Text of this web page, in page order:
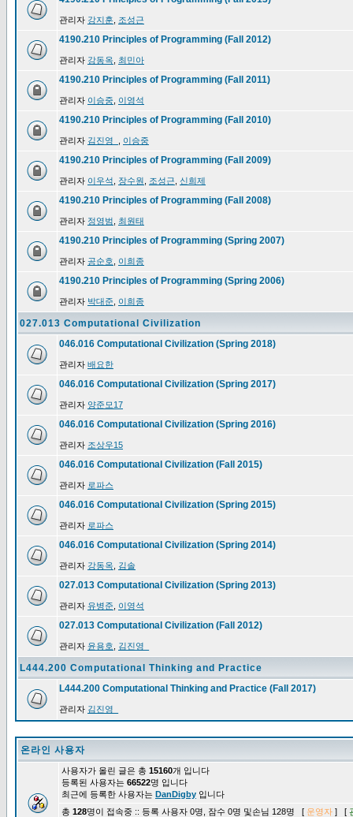
관리자 강지훈 조성근
4190.210 Principles of Programming (Fall 2012)
관리자 강동옥 최민아
4190.210 Principles of Programming (Fall 2011)
관리자 이승중 이영석
4190.210 Principles of Programming (Fall 2010)
관리자 김진영_ 이승중
4190.210 Principles of Programming (Fall 2009)
관리자 이우석 장수원 조성근 신희제
4190.210 Principles of Programming (Fall 2008)
관리자 정영범 최원태
4190.210 Principles of Programming (Spring 2007)
관리자 공순호 이희종
4190.210 Principles of Programming (Spring 2006)
관리자 박대준 이희종
027.013 Computational Civilization
046.016 Computational Civilization (Spring 2018)
관리자 배요한
046.016 Computational Civilization (Spring 2017)
관리자 양준모17
046.016 Computational Civilization (Spring 2016)
관리자 조상우15
046.016 Computational Civilization (Fall 2015)
관리자 로파스
046.016 Computational Civilization (Spring 2015)
관리자 로파스
046.016 Computational Civilization (Spring 2014)
관리자 강동옥 김솔
027.013 Computational Civilization (Spring 2013)
관리자 유병준 이영석
027.013 Computational Civilization (Fall 2012)
관리자 윤용호 김진영_
L444.200 Computational Thinking and Practice
L444.200 Computational Thinking and Practice (Fall 2017)
관리자 김진영_
온라인 사용자
사용자가 올린 글은 총 15160개 입니다
등록된 사용자는 66522명 입니다
최근에 등록한 사용자는 DanDigby 입니다
총 128명이 접속중 :: 등록 사용자 0명, 잠수 0명 및손님 128명 [ 운영자 ] [